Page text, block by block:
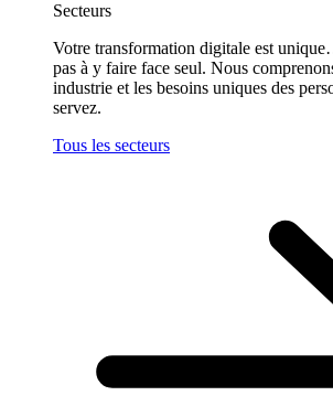
Secteurs
Votre transformation digitale est
pas à y faire face seul. Nous
industrie et les besoins uniques des
servez.
Tous les secteurs